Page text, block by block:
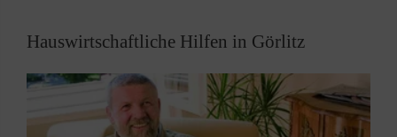
Hauswirtschaftliche Hilfen in Görlitz